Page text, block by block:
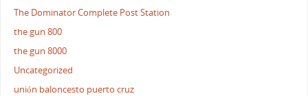
The Dominator Complete Post Station
the gun 800
the gun 8000
Uncategorized
unión baloncesto puerto cruz